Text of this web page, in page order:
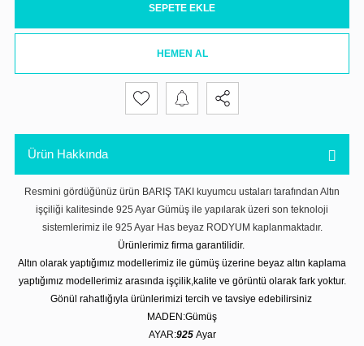
SEPETE EKLE
HEMEN AL
Ürün Hakkında
Resmini gördüğünüz ürün BARIŞ TAKI kuyumcu ustaları tarafından Altın
işçiliği kalitesinde 925 Ayar Gümüş ile yapılarak üzeri son teknoloji
sistemlerimiz ile 925 Ayar Has beyaz RODYUM kaplanmaktadır.
Ürünlerimiz firma garantilidir.
Altın olarak yaptığımız modellerimiz ile gümüş üzerine beyaz altın kaplama
yaptığımız modellerimiz arasında işçilik,kalite ve görüntü olarak fark yoktur.
Gönül rahatlığıyla ürünlerimizi tercih ve tavsiye edebilirsiniz
MADEN:Gümüş
AYAR:925 Ayar